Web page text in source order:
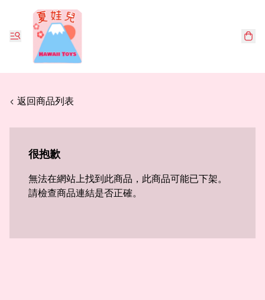
< 返回商品列表
很抱歉
無法在網站上找到此商品，此商品可能已下架。
請檢查商品連結是否正確。